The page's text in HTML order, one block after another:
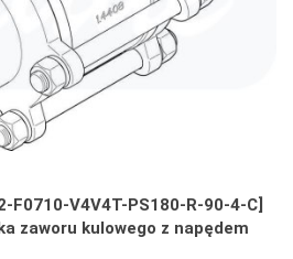
F0710-V4V4T-PS180-R-90-4-C]
zaworu kulowego z napędem